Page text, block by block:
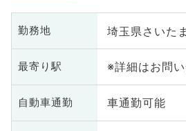
勤務地 埼玉県さいた
最寄り駅 ※詳細はお問
自動車通勤 車通勤可能